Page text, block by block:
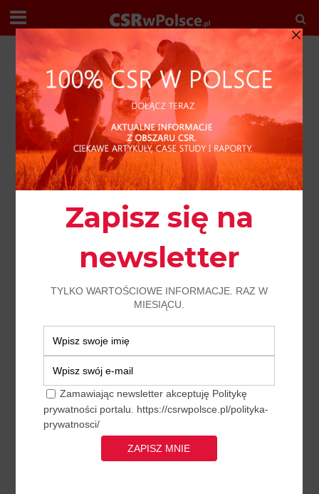
R E D A K C J A P O L E C A
BEZ KATEGORII
PKN ORLEN i NCBR wesprą
innowacyjne projekty